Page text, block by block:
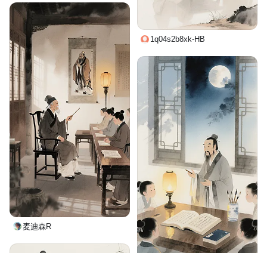
1q04s2b8xk-HB
麦迪森R